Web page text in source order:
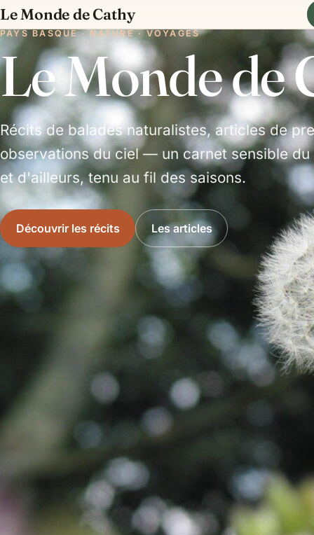
Le Monde de Cathy
PAYS BASQUE · NATURE · VOYAGES
Le Monde de
Récits de balades naturalistes, articles de
observations du ciel — un carnet sensible du
et d'ailleurs, tenu au fil des saisons.
Découvrir les récits Les articles
BIENVENUE
Un carnet de
chemins et de ciel
Depuis le début des années 2000, Cathy Constant-
ses récits de balades, ses articles de presse locale
rubriques ci-dessous.